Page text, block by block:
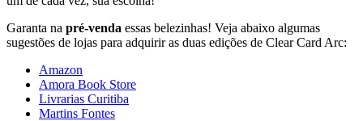
Garanta na pré-venda essas belezinhas! Veja abaixo algumas
sugestões de lojas para adquirir as duas edições de Clear Card Arc:
Amazon
Amora Book Store
Livrarias Curitiba
Martins Fontes